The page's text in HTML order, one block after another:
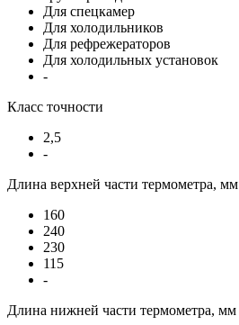
Для спецкамер
Для холодильников
Для рефрежераторов
Для холодильных установок
-
Класс точности
2,5
-
Длина верхней части термометра, мм
160
240
230
115
-
Длина нижней части термометра, мм